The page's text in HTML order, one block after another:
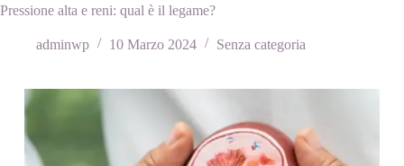
Pressione alta e reni: qual è il legame?
adminwp 10 Marzo 2024 Senza categoria